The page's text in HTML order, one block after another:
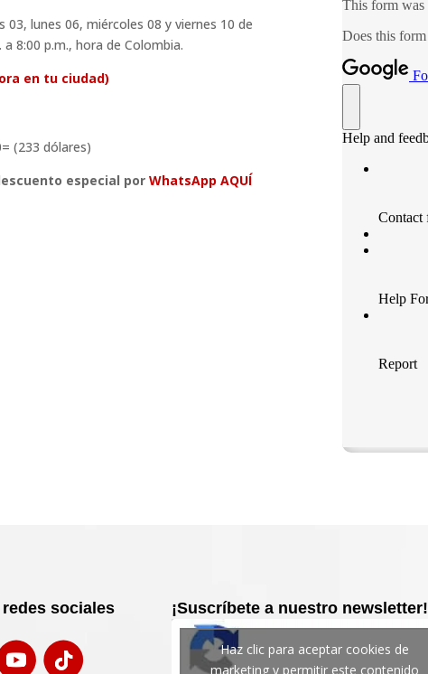
03, lunes 06, miércoles 08 y viernes 10 de
8:00 p.m., hora de Colombia.
en tu ciudad)
(233 dólares)
especial porWhatsApp AQUÍ
sociales ¡Suscríbete a nuestro newsletter!
Haz clic para aceptar cookies de
marketing y permitir este contenido